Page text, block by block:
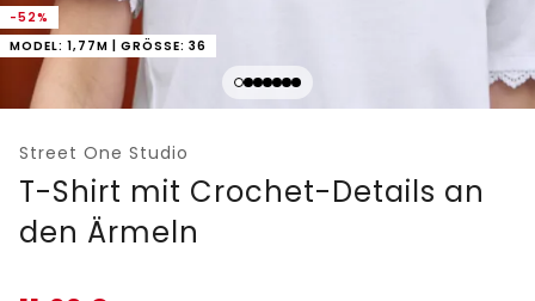
-52%
MODEL: 1,77M | GRÖSSE: 36
Street One Studio
T-Shirt mit Crochet-Details an
den Ärmeln